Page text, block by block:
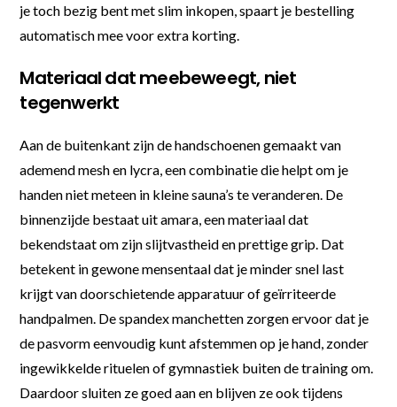
je toch bezig bent met slim inkopen, spaart je bestelling
automatisch mee voor extra korting.
Materiaal dat meebeweegt, niet
tegenwerkt
Aan de buitenkant zijn de handschoenen gemaakt van
ademend mesh en lycra, een combinatie die helpt om je
handen niet meteen in kleine sauna’s te veranderen. De
binnenzijde bestaat uit amara, een materiaal dat
bekendstaat om zijn slijtvastheid en prettige grip. Dat
betekent in gewone mensentaal dat je minder snel last
krijgt van doorschietende apparatuur of geïrriteerde
handpalmen. De spandex manchetten zorgen ervoor dat je
de pasvorm eenvoudig kunt afstemmen op je hand, zonder
ingewikkelde rituelen of gymnastiek buiten de training om.
Daardoor sluiten ze goed aan en blijven ze ook tijdens